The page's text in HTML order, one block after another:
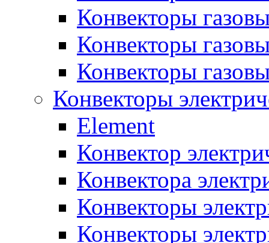
Конвекторы
Конвекторы
Конвекторы
Конвекторы
Element
Конвектор
Конвектора
Конвекторы
Конвекторы